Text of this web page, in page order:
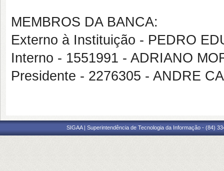
MEMBROS DA BANCA:
Externo à Instituição - PEDRO
Interno - 1551991 - ADRIANO
Presidente - 2276305 - ANDRE
SIGAA | Superintendência de Tecnologia da Informação - (84)